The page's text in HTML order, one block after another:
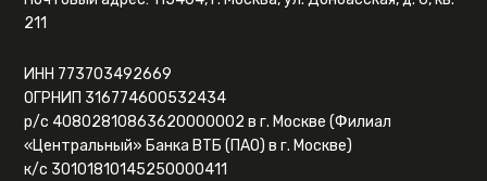
211
ИНН 773703492669
ОГРНИП 316774600532434
р/с 40802810863620000002 в г. Москве (Филиал
«Центральный» Банка ВТБ (ПАО) в г. Москве)
к/с 30101810145250000411